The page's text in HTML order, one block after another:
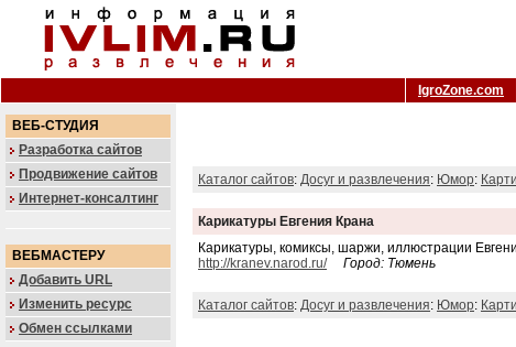
IgroZone.com
ВЕБ-СТУДИЯ
Разработка сайтов
Продвижение сайтов
Интернет-консалтинг
ВЕБМАСТЕРУ
Добавить URL
Изменить ресурс
Обмен ссылками
Каталог сайтов: Досуг и развлечения: Юмор:
Карикатуры Евгения Крана
Карикатуры, комиксы, шаржи, иллюстрации
http://kranev.narod.ru/
Город: Тюмень
Каталог сайтов: Досуг и развлечения: Юмор: